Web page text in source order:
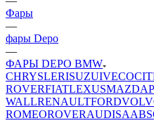
Фары
—
фары Depo
—
ФАРЫ DEPO BMW
CHRYSLERISUZUIVECO
ROVERFIATLEXUSMAZDA
WALLRENAULTFORD
ROMEOROVERAUDISAAB